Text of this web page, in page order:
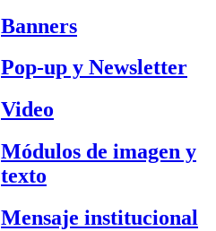
Banners
Pop-up y Newsletter
Video
Módulos de imagen y
texto
Mensaje institucional